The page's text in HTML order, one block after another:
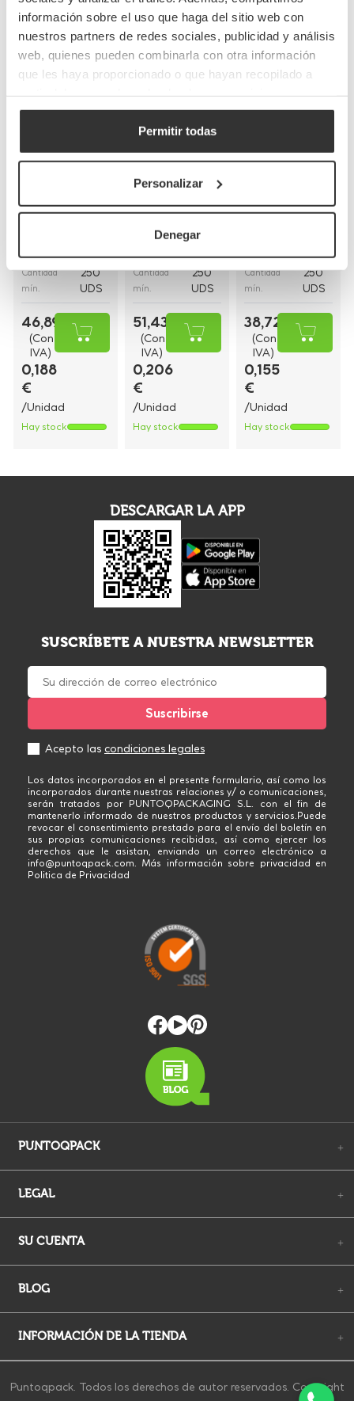
información sobre el uso que haga del sitio web con
nuestros partners de redes sociales, publicidad y análisis
web, quienes pueden combinarla con otra información
que les haya proporcionado o que hayan recopilado a
Permitir todas
Personalizar
Denegar
Completa tu pedido
kraft con asas
(26+20x32cm)
Medidas26+20x32cm
Cantidad
mín.
250
UDS
46,89 €
(Con
IVA)
0,188
€
/Unidad
Hay stock
blancas con asa
rizada
(30+18x29cm)
ReferenciaBP16BCO
Medidas30+18x29cm
Cantidad
mín.
250
UDS
51,43 €
(Con
IVA)
0,206
€
/Unidad
Hay stock
blancas asa
(28+17x29cm)
Medidas28+17x29cm
Cantidad
mín.
250
UDS
38,72 €
(Con
IVA)
0,155
€
/Unidad
Hay stock
DESCARGAR LA APP
SUSCRÍBETE A NUESTRA NEWSLETTER
Acepto las condiciones legales
Los datos incorporados en el presente formulario, así como los
incorporados durante nuestras relaciones y/ o comunicaciones,
serán tratados por PUNTOQPACKAGING S.L. con el fin de
mantenerlo informado de nuestros productos y servicios.Puede
revocar el consentimiento prestado para el envío del boletín en
sus propias comunicaciones recibidas, así como ejercer los
derechos que le asistan, enviando un correo electrónico a
info@puntoqpack.com. Más información sobre privacidad en
Politica de Privacidad
PUNTOQPACK +
LEGAL +
SU CUENTA +
BLOG +
INFORMACIÓN DE LA TIENDA +
Puntoqpack. Todos los derechos de autor reservados. Copyright